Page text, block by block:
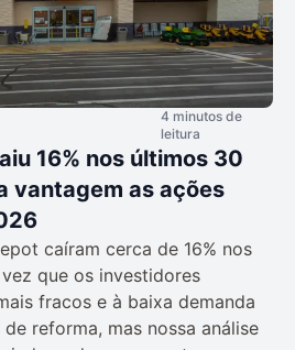
4 minutos de
leitura
16% nos últimos 30
vantagem as ações
caíram cerca de 16% nos
que os investidores
fracos e à baixa demanda
reforma, mas nossa análise